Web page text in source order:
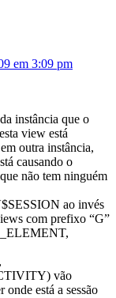
em 3:09 pm
instância que o
view está
outra instância,
causando o
não tem ninguém
ao invés
com prefixo “G”
vão
onde está a sessão